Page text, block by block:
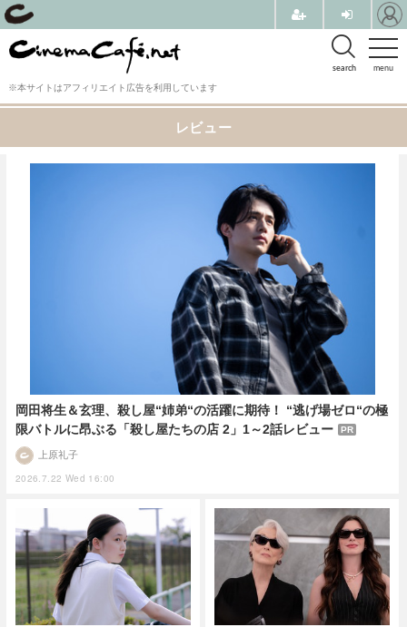
menu
search
※本サイトはアフィリエイト広告を利用しています
レビュー
岡田将生＆玄理、殺し屋“姉弟“の活躍に期待！ “逃げ場ゼロ“の極
限バトルに昂ぶる「殺し屋たちの店 2」1～2話レビュー
PR
2026.7.22 Wed 16:00
上原礼子